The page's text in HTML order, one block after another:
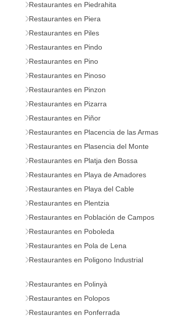
Restaurantes en Piedrahita
Restaurantes en Piera
Restaurantes en Piles
Restaurantes en Pindo
Restaurantes en Pino
Restaurantes en Pinoso
Restaurantes en Pinzon
Restaurantes en Pizarra
Restaurantes en Piñor
Restaurantes en Placencia de las Armas
Restaurantes en Plasencia del Monte
Restaurantes en Platja den Bossa
Restaurantes en Playa de Amadores
Restaurantes en Playa del Cable
Restaurantes en Plentzia
Restaurantes en Población de Campos
Restaurantes en Poboleda
Restaurantes en Pola de Lena
Restaurantes en Poligono Industrial
Restaurantes en Polinyà
Restaurantes en Polopos
Restaurantes en Ponferrada